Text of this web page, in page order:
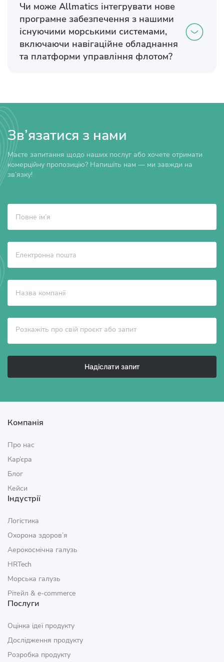
Чи може Allmatics інтегрувати нове
програмне забезпечення з нашими
існуючими морськими системами,
включаючи навігаційне обладнання
та платформи управління флотом?
Зв’язатися з нами
Маєте запитання щодо наших послуг або хочете отримати
комерційну пропозицію? Напишіть нам — ми завжди на
зв’язку!
Надіслати запит
Компанія
Про нас
Кар’єра
Блог
Кейси
Індустрії
Логістика
Охорона здоров’я
Аерокосмічна галузь
HRTech
Морська галузь
Рітейл & e‑commerce
Послуги
Оцінка ідеї продукту
Дослідження продукту
Розробка продукту